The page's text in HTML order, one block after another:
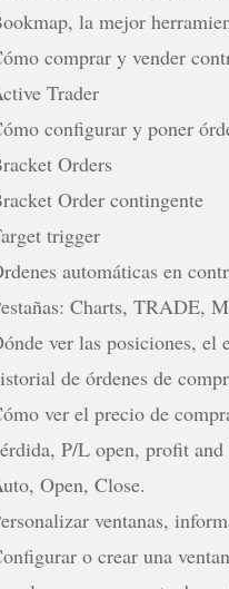
la mejor
comprar y vender
Trader
configurar y poner
Orders
Order contingente
trigger
automáticas en
Charts, TRADE,
ver las posiciones, el
de órdenes de
ver el precio de
P/L open, profit
Open, Close.
ventanas,
o crear una